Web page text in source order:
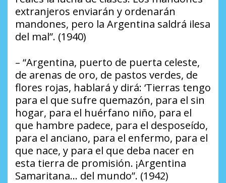
extranjeros enviarán y ordenarán
mandones, pero la Argentina saldrá ilesa
del mal”. (1940)
– “Argentina, puerto de puerta celeste,
de arenas de oro, de pastos verdes, de
flores rojas, hablará y dirá: ‘Tierras tengo
para el que sufre quemazón, para el sin
hogar, para el huérfano niño, para el
que hambre padece, para el desposeído,
para el anciano, para el enfermo, para el
que nace, y para el que deba nacer en
esta tierra de promisión. ¡Argentina
Samaritana… del mundo”. (1942)